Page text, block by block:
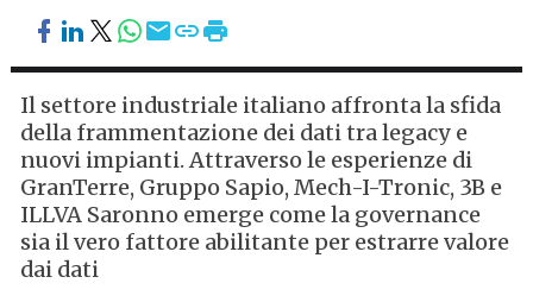
Il settore industriale italiano affronta la sfida
della frammentazione dei dati tra legacy e
nuovi impianti. Attraverso le esperienze di
GranTerre, Gruppo Sapio, Mech-I-Tronic, 3B e
ILLVA Saronno emerge come la governance
sia il vero fattore abilitante per estrarre valore
dai dati